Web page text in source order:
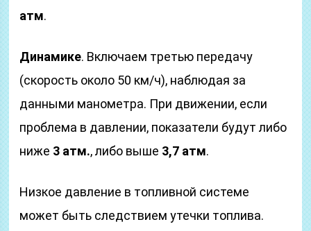
атм.
Динамике. Включаем третью передачу
(скорость около 50 км/ч), наблюдая за
данными манометра. При движении, если
проблема в давлении, показатели будут либо
ниже 3 атм., либо выше 3,7 атм.
Низкое давление в топливной системе
может быть следствием утечки топлива.